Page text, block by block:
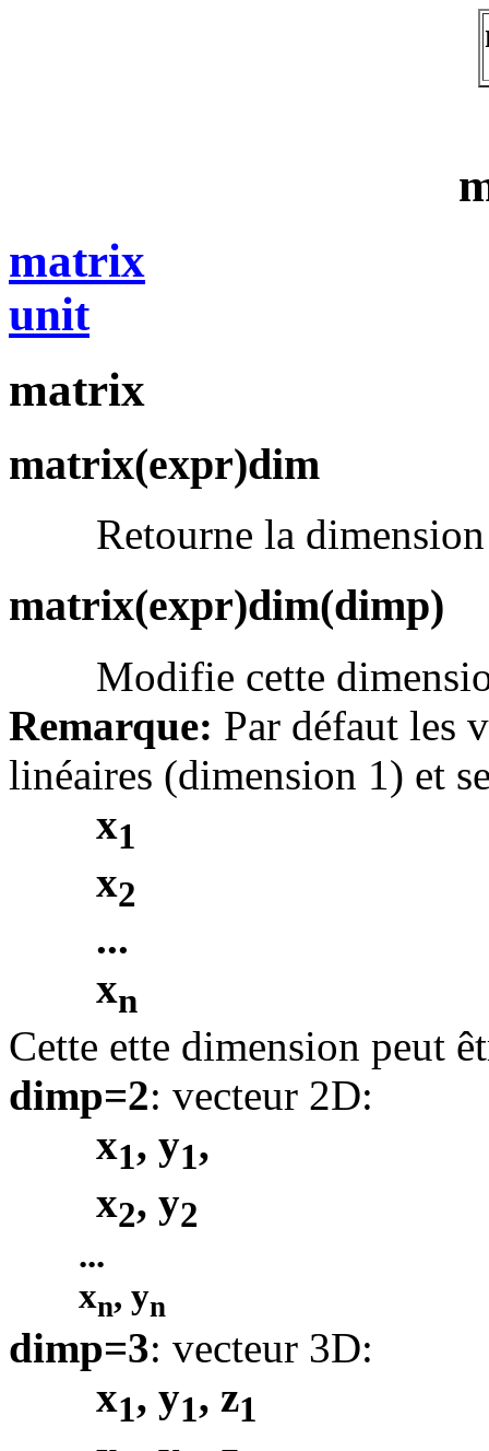
matrix
unit
matrix
matrix(expr)dim
Retourne la dimension
matrix(expr)dim(dimp)
Modifie cette
Remarque: Par défaut les
linéaires (dimension 1) et
x1
x2
...
xn
Cette ette dimension peut
dimp=2: vecteur 2D:
x1, y1,
x2, y2
...
xn, yn
dimp=3: vecteur 3D:
x1, y1, z1